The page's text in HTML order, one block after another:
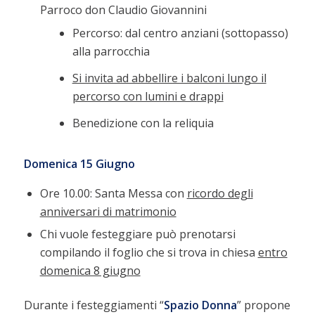
Parroco don Claudio Giovannini
Percorso: dal centro anziani (sottopasso)
alla parrocchia
Si invita ad abbellire i balconi lungo il
percorso con lumini e drappi
Benedizione con la reliquia
Domenica 15 Giugno
Ore 10.00: Santa Messa con ricordo degli
anniversari di matrimonio
Chi vuole festeggiare può prenotarsi
compilando il foglio che si trova in chiesa entro
domenica 8 giugno
Durante i festeggiamenti “Spazio Donna” propone